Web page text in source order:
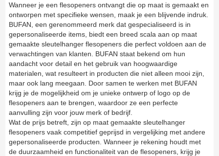
Wanneer je een flesopeners ontvangt die op maat is gemaakt en
ontworpen met specifieke wensen, maak je een blijvende indruk.
BUFAN, een gerenommeerd merk dat gespecialiseerd is in
gepersonaliseerde items, biedt een breed scala aan op maat
gemaakte sleutelhanger flesopeners die perfect voldoen aan de
verwachtingen van klanten. BUFAN staat bekend om hun
aandacht voor detail en het gebruik van hoogwaardige
materialen, wat resulteert in producten die niet alleen mooi zijn,
maar ook lang meegaan. Door samen te werken met BUFAN
krijg je de mogelijkheid om je unieke ontwerp of logo op de
flesopeners aan te brengen, waardoor ze een perfecte
aanvulling zijn voor jouw merk of bedrijf.
Wat de prijs betreft, zijn op maat gemaakte sleutelhanger
flesopeners vaak competitief geprijsd in vergelijking met andere
gepersonaliseerde producten. Wanneer je rekening houdt met
de duurzaamheid en functionaliteit van de flesopeners, krijg je